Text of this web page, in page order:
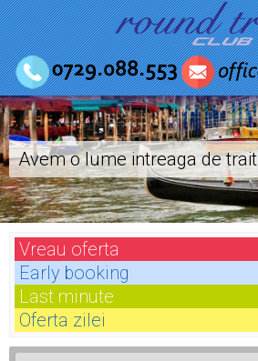
Avem o lume intreaga de trait
Vreau oferta
Early booking
Last minute
Oferta zilei